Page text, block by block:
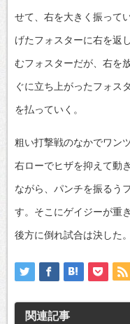
せて、右を大きく振って
げたフォスターに右を返
むフォスターだが、右を
ぐに立ち上がったフォス
を払っていく。
粗い打撃戦のなかでワン
右ローでヒザを抑えて動
ながら、パンチを振るう
す。そこにゲイジーが重
後方に倒れ試合は決した。
関連記事